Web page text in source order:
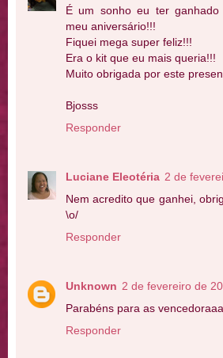
É um sonho eu ter
meu aniversário!!!
Fiquei mega super feliz!!!
Era o kit que eu mais queria!!!
Muito obrigada por este
Bjosss
Responder
Luciane Eleotéria 2 de
Nem acredito que ganhei,
\o/
Responder
Unknown 2 de fevereiro de
Parabéns para as
Responder